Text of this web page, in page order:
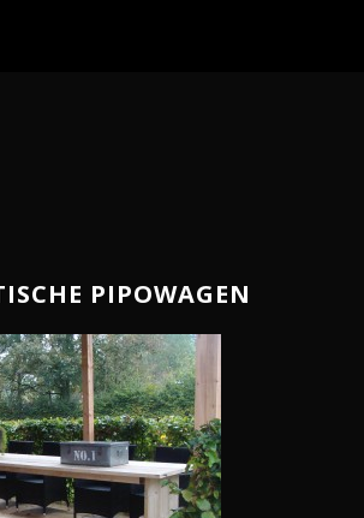
PIPOWAGEN